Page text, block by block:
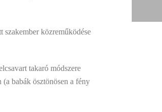
szakember közreműködése
takaró módszere
babák ösztönösen a fény